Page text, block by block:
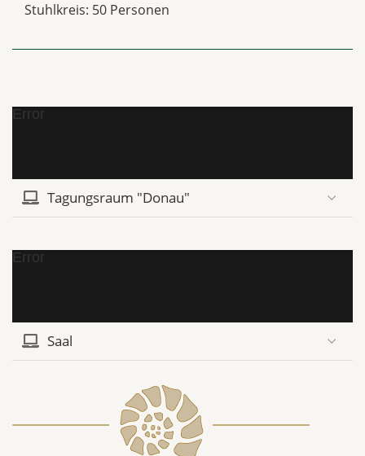
Stuhlkreis: 50 Personen
Error
Tagungsraum "Donau"
Error
Saal